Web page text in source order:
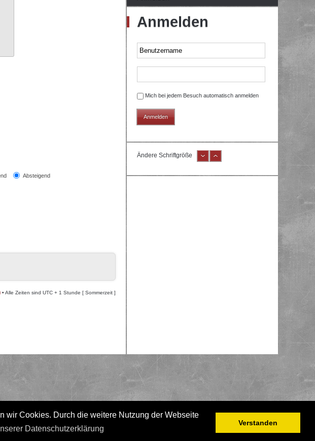
wir Cookies. Durch die weitere Nutzung der Webseite
Datenschutzerklärung
Verstanden
Absteigend
• Alle Zeiten sind UTC + 1 Stunde [ Sommerzeit ]
Anmelden
Mich bei jedem Besuch automatisch anmelden
Ändere Schriftgröße